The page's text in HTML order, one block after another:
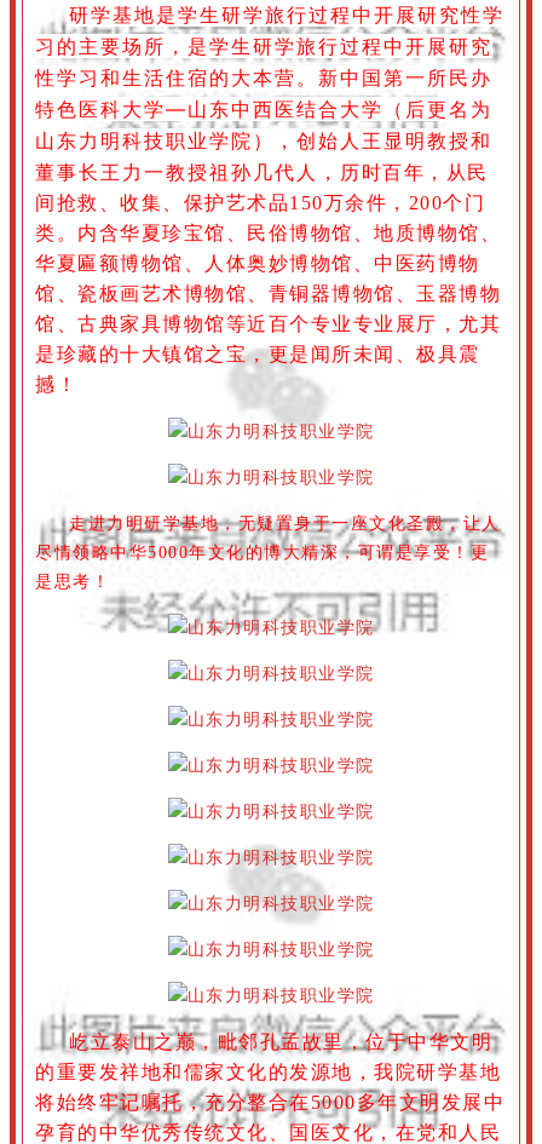
研学基地是学生研学旅行过程中开展研究性学
习的主要场所，是学生研学旅行过程中开展研究
性学习和生活住宿的大本营。 新中国第一所民办
特色医科大学—山东中西医结合大学（后更名为
山东力明科技职业学院），创始人王显明教授和
董事长王力一教授祖孙几代人，
历时百年，从民
间抢救、收集、保护艺术品150万余件，200个门
类。内含华夏珍宝馆、民俗博物馆、地质博物馆、
华夏匾额博物馆、人体奥妙博物馆、中医药博物
馆、瓷板画艺术博物馆、青铜器博物馆、玉器博物
馆、古典家具博物馆等近百个专业专业展厅，尤其
是珍藏的十大镇馆之宝，更是闻所未闻、极具震
撼！
走进力明研学基地，无疑置身于一座文化圣殿，让人
尽情领略中华5000年文化的博大精深，可谓是享受！更
是思考！
屹立泰山之巅，毗邻孔孟故里，位于中华文明
的重要发祥地和儒家文化的发源地，我院研学基地
将始终牢记嘱托，充分整合在5000多年文明发展中
孕育的中华优秀传统文化、国医文化，在党和人民